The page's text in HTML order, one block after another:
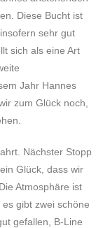
Diese Bucht ist
sehr gut
sich als eine Art
Jahr Hannes
zum Glück noch,
Nächster Stopp
Glück, dass wir
Atmosphäre ist
gibt zwei schöne
gefallen, B-Line